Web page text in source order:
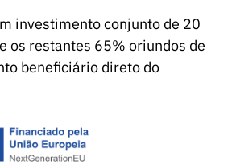
investimento conjunto de 20
os restantes 65% oriundos de
beneficiário direto do